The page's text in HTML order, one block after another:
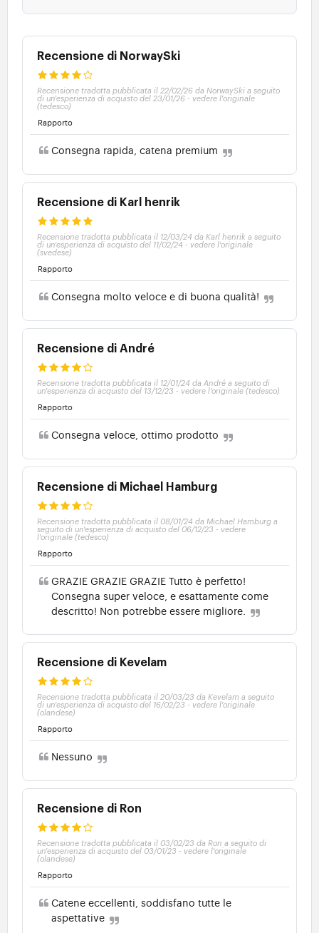
Recensione di NorwaySki
Recensione tradotta pubblicata il 22/02/26 da NorwaySki a seguito
di un'esperienza di acquisto del 23/01/26 - vedere l'originale
(tedesco)
Rapporto
Consegna rapida, catena premium
Recensione di Karl henrik
Recensione tradotta pubblicata il 12/03/24 da Karl henrik a seguito
di un'esperienza di acquisto del 11/02/24 - vedere l'originale
(svedese)
Rapporto
Consegna molto veloce e di buona qualità!
Recensione di André
Recensione tradotta pubblicata il 12/01/24 da André a seguito di
un'esperienza di acquisto del 13/12/23 - vedere l'originale (tedesco)
Rapporto
Consegna veloce, ottimo prodotto
Recensione di Michael Hamburg
Recensione tradotta pubblicata il 08/01/24 da Michael Hamburg a
seguito di un'esperienza di acquisto del 06/12/23 - vedere
l'originale (tedesco)
Rapporto
GRAZIE GRAZIE GRAZIE Tutto è perfetto!
Consegna super veloce, e esattamente come
descritto! Non potrebbe essere migliore.
Recensione di Kevelam
Recensione tradotta pubblicata il 20/03/23 da Kevelam a seguito
di un'esperienza di acquisto del 16/02/23 - vedere l'originale
(olandese)
Rapporto
Nessuno
Recensione di Ron
Recensione tradotta pubblicata il 03/02/23 da Ron a seguito di
un'esperienza di acquisto del 03/01/23 - vedere l'originale
(olandese)
Rapporto
Catene eccellenti, soddisfano tutte le
aspettative